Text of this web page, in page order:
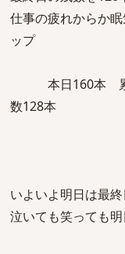
仕事の疲れからか
ップ
本日160本 累
数128本
いよいよ明日は最終
泣いても笑っても